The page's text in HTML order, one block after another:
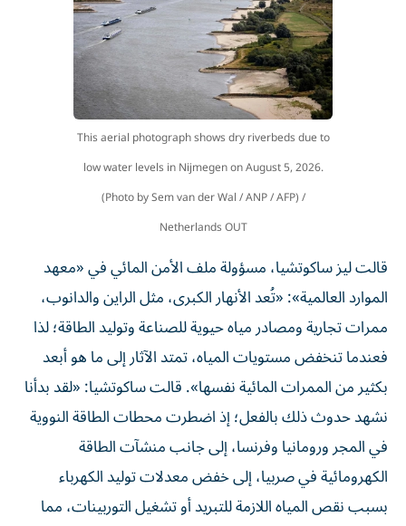
This aerial photograph shows dry riverbeds due to
low water levels in Nijmegen on August 5, 2026.
(Photo by Sem van der Wal / ANP / AFP) /
Netherlands OUT
قالت ليز ساكوتشيا، مسؤولة ملف الأمن المائي في «معهد
الموارد العالمية»: «تُعد الأنهار الكبرى، مثل الراين والدانوب،
ممرات تجارية ومصادر مياه حيوية للصناعة وتوليد الطاقة؛ لذا
فعندما تنخفض مستويات المياه، تمتد الآثار إلى ما هو أبعد
بكثير من الممرات المائية نفسها». قالت ساكوتشيا: «لقد بدأنا
نشهد حدوث ذلك بالفعل؛ إذ اضطرت محطات الطاقة النووية
في المجر ورومانيا وفرنسا، إلى جانب منشآت الطاقة
الكهرومائية في صربيا، إلى خفض معدلات توليد الكهرباء
بسبب نقص المياه اللازمة للتبريد أو تشغيل التوربينات، مما